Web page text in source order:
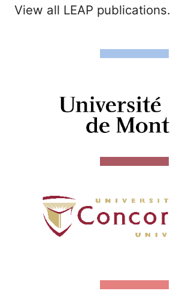
View all LEAP publications.